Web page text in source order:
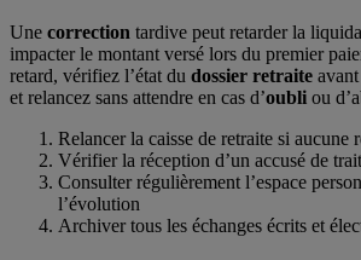
Une correction tardive peut retarder la
impacter le montant versé lors du premier
retard, vérifiez l’état du dossier retraite
et relancez sans attendre en cas d’oubli ou
Relancer la caisse de retraite si aucune
Vérifier la réception d’un accusé de
Consulter régulièrement l’espace
l’évolution
Archiver tous les échanges écrits et